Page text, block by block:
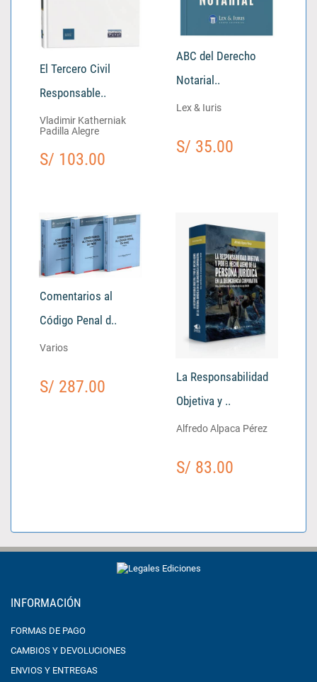
El Tercero Civil
Responsable..
Vladimir Katherniak
Padilla Alegre
S/ 103.00
ABC del Derecho
Notarial..
Lex & Iuris
S/ 35.00
Comentarios al
Código Penal d..
Varios
S/ 287.00
La Responsabilidad
Objetiva y ..
Alfredo Alpaca Pérez
S/ 83.00
INFORMACIÓN
FORMAS DE PAGO
CAMBIOS Y DEVOLUCIONES
ENVIOS Y ENTREGAS